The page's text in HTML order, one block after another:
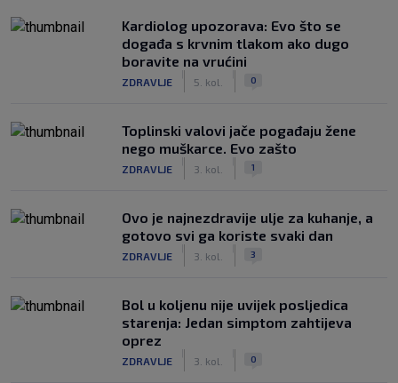
Kardiolog upozorava: Evo što se
događa s krvnim tlakom ako dugo
boravite na vrućini
ZDRAVLJE 5. kol. 0
Toplinski valovi jače pogađaju žene
nego muškarce. Evo zašto
ZDRAVLJE 3. kol. 1
Ovo je najnezdravije ulje za kuhanje, a
gotovo svi ga koriste svaki dan
ZDRAVLJE 3. kol. 3
Bol u koljenu nije uvijek posljedica
starenja: Jedan simptom zahtijeva
oprez
ZDRAVLJE 3. kol. 0